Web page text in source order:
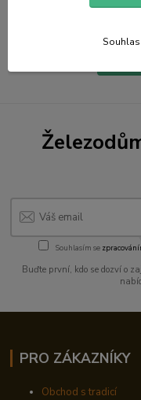
Souhlasím se
Buďte první, kdo se dozví o
PRO ZÁKAZNÍKY
Obchod s tradicí